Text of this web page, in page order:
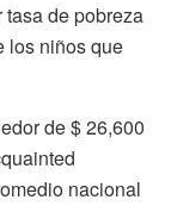
tasa de pobreza
los niños que
de $ 26,600
nacional